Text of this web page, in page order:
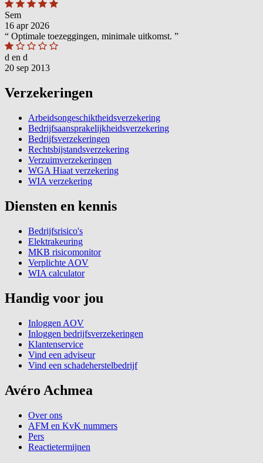
Sem
16 apr 2026
“ Optimale toezeggingen, minimale uitkomst. ”
d en d
20 sep 2013
Verzekeringen
Arbeidsongeschiktheidsverzekering
Bedrijfsaansprakelijkheidsverzekering
Bedrijfsverzekeringen
Rechtsbijstandsverzekering
Verzuimverzekeringen
WGA Hiaat verzekering
WIA verzekering
Diensten en kennis
Bedrijfsrisico's
Elektrakeuring
MKB risicomonitor
Verplichte AOV
WIA calculator
Handig voor jou
Inloggen AOV
Inloggen bedrijfsverzekeringen
Klantenservice
Vind een adviseur
Vind een schadeherstelbedrijf
Avéro Achmea
Over ons
AFM en KvK nummers
Pers
Reactietermijnen